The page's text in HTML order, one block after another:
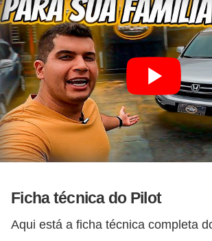
Ficha técnica do Pilot
Aqui está a ficha técnica completa